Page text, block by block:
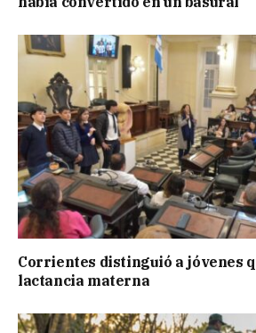
Corrientes distinguió a jóvenes
lactancia materna